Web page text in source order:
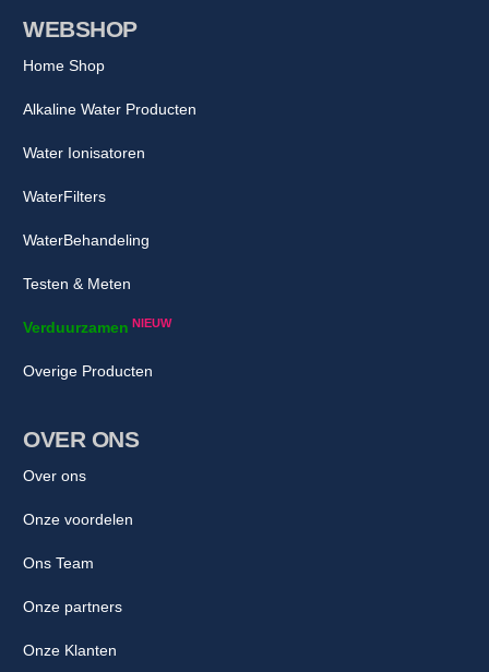
WEBSHOP
Home Shop
Alkaline Water Producten
Water Ionisatoren
WaterFilters
WaterBehandeling
Testen & Meten
Verduurzamen NIEUW
Overige Producten
OVER ONS
Over ons
Onze voordelen
Ons Team
Onze partners
Onze Klanten